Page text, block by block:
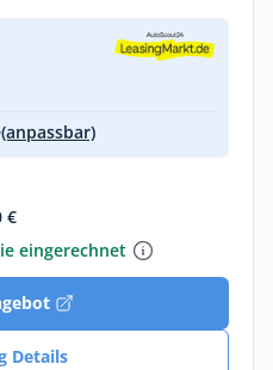
(anpassbar)
€
eingerechnet
Details